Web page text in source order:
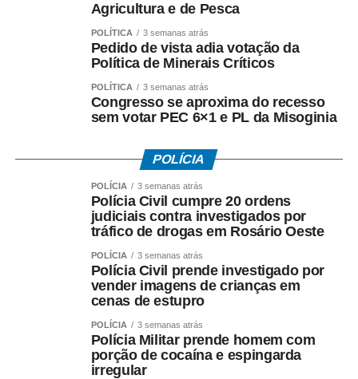
Agricultura e de Pesca
POLÍTICA 3 semanas atrás
Pedido de vista adia votação da
Política de Minerais Críticos
POLÍTICA 3 semanas atrás
Congresso se aproxima do recesso
sem votar PEC 6×1 e PL da Misoginia
POLÍCIA
POLÍCIA 3 semanas atrás
Polícia Civil cumpre 20 ordens
judiciais contra investigados por
tráfico de drogas em Rosário Oeste
POLÍCIA 3 semanas atrás
Polícia Civil prende investigado por
vender imagens de crianças em
cenas de estupro
POLÍCIA 3 semanas atrás
Polícia Militar prende homem com
porção de cocaína e espingarda
irregular